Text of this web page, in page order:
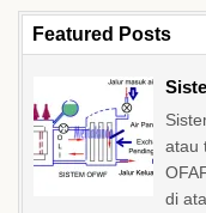
Featured Posts
atau
di